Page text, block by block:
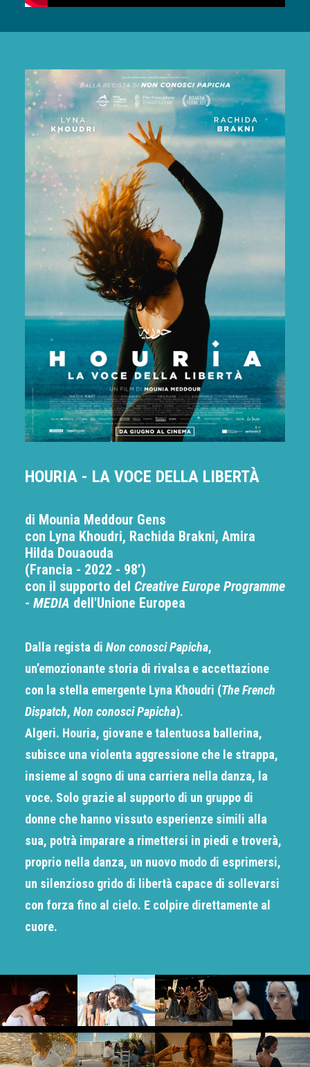
HOURIA - LA VOCE DELLA LIBERTÀ
di Mounia Meddour Gens
con Lyna Khoudri, Rachida Brakni, Amira
Hilda Douaouda
(Francia - 2022 - 98’)
con il supporto del Creative Europe Programme
- MEDIA dell'Unione Europea
Dalla regista di Non conosci Papicha,
un’emozionante storia di rivalsa e accettazione
con la stella emergente Lyna Khoudri (The French
Dispatch, Non conosci Papicha).
Algeri. Houria, giovane e talentuosa ballerina,
subisce una violenta aggressione che le strappa,
insieme al sogno di una carriera nella danza, la
voce. Solo grazie al supporto di un gruppo di
donne che hanno vissuto esperienze simili alla
sua, potrà imparare a rimettersi in piedi e troverà,
proprio nella danza, un nuovo modo di esprimersi,
un silenzioso grido di libertà capace di sollevarsi
con forza fino al cielo. E colpire direttamente al
cuore.